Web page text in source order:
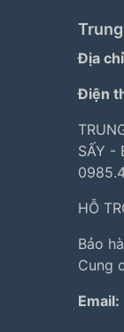
Địa
Điện
SẤY -
HỖ
Bảo
Cung
Email: